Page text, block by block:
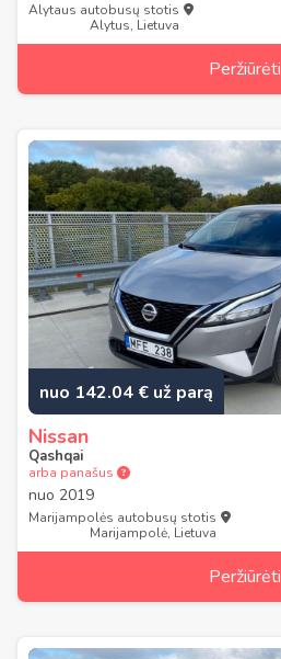
Alytaus autobusų stotis
Alytus, Lietuva
Peržiūrėti
nuo 142.04 € už parą
Nissan
Qashqai
arba panašus
nuo 2019
Marijampolės autobusų stotis
Marijampolė, Lietuva
Peržiūrėti